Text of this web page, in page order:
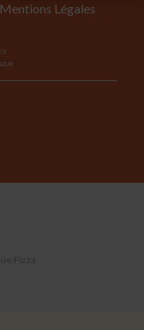
Mentions Légales